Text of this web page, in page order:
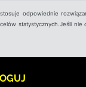
odpowiednie
statystycznych.Jeśli nie